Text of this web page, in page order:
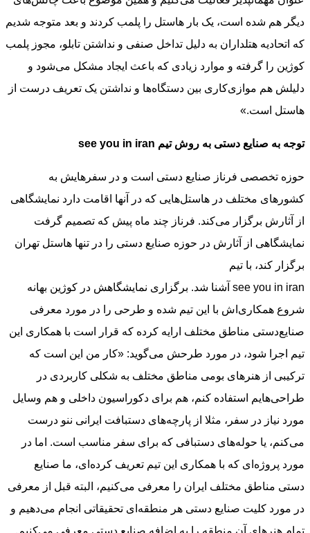
دیگر هم شده است، یک بار هاستل را پلمب کردند و بعد متوجه شدیم
که اتحادیه هتلداران به دلیل تداخل صنفی و نداشتن تابلو، مجوز پلمب
کوژین را گرفته و موارد زیادی که باعث ایجاد مشکل می‌شود و
دلیلش هم موازی‌کاری بین دستگاه‌ها و نداشتن یک تعریف درست از
هاستل است.»
توجه به صنایع دستی به روش تیم see you in iran
حوزه تخصصی فرناز صنایع دستی است و در سفرهایش به
کشورهای مختلف در هاستل‌هایی که در آنها اقامت دارد نمایشگاهی
از آثارش برگزار می‌کند. فرناز چند ماه پیش که تصمیم گرفت
نمایشگاهی از آثارش در حوزه صنایع دستی را در تنها هاستل تهران
برگزار کند، با تیم
see you in iran آشنا شد. برگزاری نمایشگاهش در کوژین بهانه
شروع همکاری‌اش با این تیم شده و طرحی را در مورد معرفی
صنایع‌دستی مناطق مختلف ارایه کرده که قرار است با همکاری این
تیم اجرا شود، در مورد طرحش می‌گوید: «کار من این است که
ترکیبی از هنرهای بومی مناطق مختلف به شکلی کاربردی در
طراحی‌هایم استفاده کنم، هم برای دکوراسیون داخلی و هم وسایل
مورد نیاز در سفر، مثلا از پارچه‌های دستبافت ایرانی ننو درست
می‌کنم، یا حوله‌های دستبافی که برای سفر مناسب است. اما در
مورد پروژه‌ای که با همکاری این تیم تعریف کرده‌ای، ما صنایع
دستی مناطق مختلف ایران را معرفی می‌کنیم، البته قبل از معرفی
در مورد کلیت صنایع دستی هر منطقه‌ای تحقیقاتی انجام می‌دهیم و
تمام هنرهای آن منطقه را به اضافه صنایع دستی معرفی می‌کنیم.